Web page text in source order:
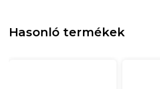
Hasonló termékek